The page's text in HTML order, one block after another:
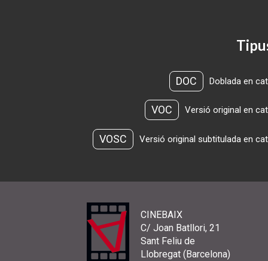
DOC Doblada en
VOC Versió original en
VOSC Versió original subtitulada en
CINEBAIX
C/ Joan Batllori, 21
Sant Feliu de
Llobregat (Barcelona)